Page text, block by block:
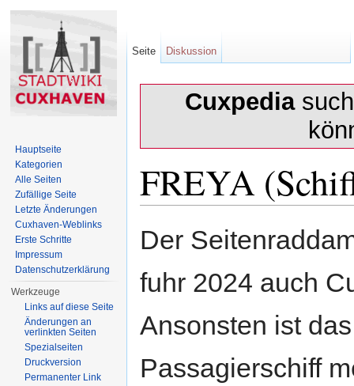
Cuxpedia
FREYA
Der
fuhr 2024 auch
Ansonsten ist das
Passagierschiff
Seite Diskussion
Hauptseite
Kategorien
Alle Seiten
Zufällige Seite
Letzte Änderungen
Cuxhaven-Weblinks
Erste Schritte
Impressum
Datenschutzerklärung
Werkzeuge
Links auf diese Seite
Änderungen an
verlinkten Seiten
Spezialseiten
Druckversion
Permanenter Link